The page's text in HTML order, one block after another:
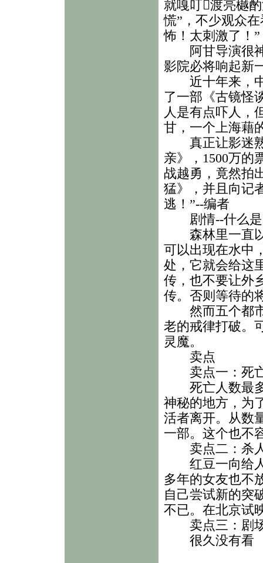
就嘎叮渡亮樾
慌”，不少观众
怖！太刺激了！”
阿甘导演很神
影院必将响起新
近十年来，中
了一部《古镜怪
人是有点吓人，
甘，一个上海藉
真正让影迷熟
亲》，1500万的
战越勇，竟然拍
猛》，并且向记
逃！”--编者
剧情--什么是
森林里一直以
可以出现在水中
处，它就会给这
传，也不要让外
传。否则等待的
然而五个都市
老的戒律打破。
灵魔。
卖点
卖点一：死
死亡人数最多
神秘的地方，为
活者离开。从数
一部。这个也不
卖点二：杀
红豆一向给人
多年的女友也不
自己尝试新的突
不已。在北京试
卖点三：剧
很久没有看